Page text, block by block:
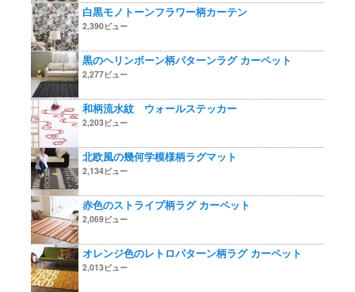
白黒モノトーンフラワー柄カーテン
2,390ビュー
黒のヘリンボーン柄パターンラグ カーペット
2,277ビュー
和柄流水紋 ウォールステッカー
2,203ビュー
北欧風の幾何学模様柄ラグマット
2,134ビュー
赤色のストライプ柄ラグ カーペット
2,069ビュー
オレンジ色のレトロパターン柄ラグ カーペット
2,013ビュー